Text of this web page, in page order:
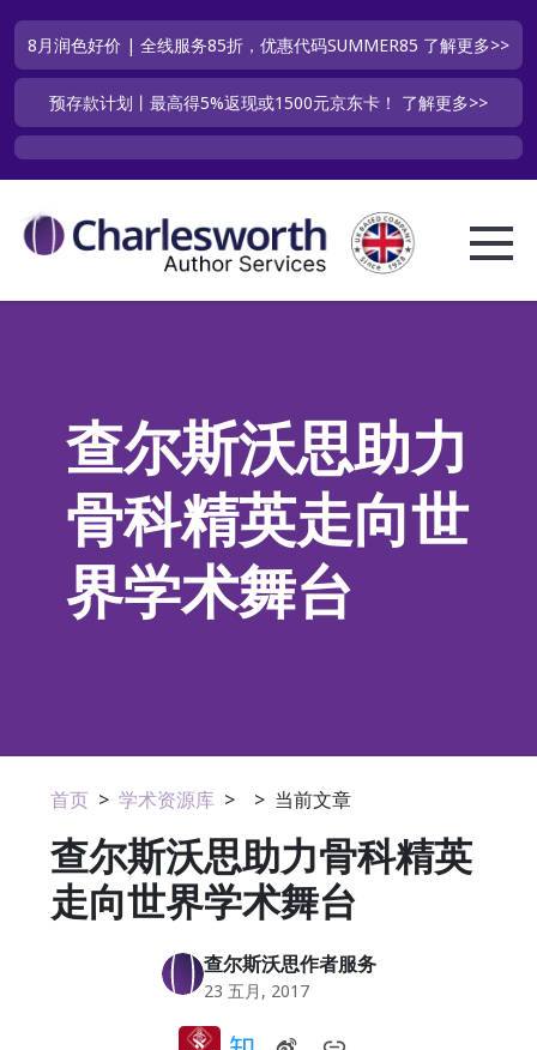
8月润色好价 | 全线服务85折，优惠代码SUMMER85 了解更多>>
预存款计划丨最高得5%返现或1500元京东卡！ 了解更多>>
查尔斯沃思助力
骨科精英走向世
界学术舞台
首页 > 学术资源库 > > 当前文章
查尔斯沃思助力骨科精英
走向世界学术舞台
查尔斯沃思作者服务
23 五月, 2017